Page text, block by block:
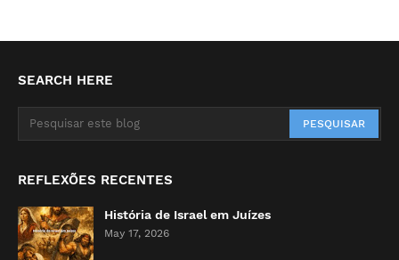
SEARCH HERE
REFLEXÕES RECENTES
História de Israel em Juízes
May 17, 2026